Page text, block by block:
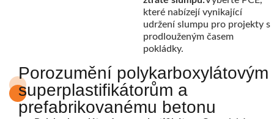
které nabízejí vynikající
udržení slumpu pro projekty s
prodlouženým časem
pokládky.
Porozumění polykarboxylátovým
superplastifikátorům a
prefabrikovanému betonu